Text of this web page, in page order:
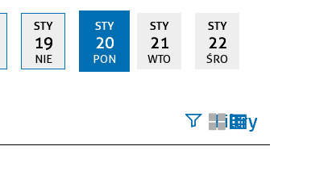
STY
19
NIE
STY
20
PON
STY
21
WTO
STY
22
ŚRO
Filtry